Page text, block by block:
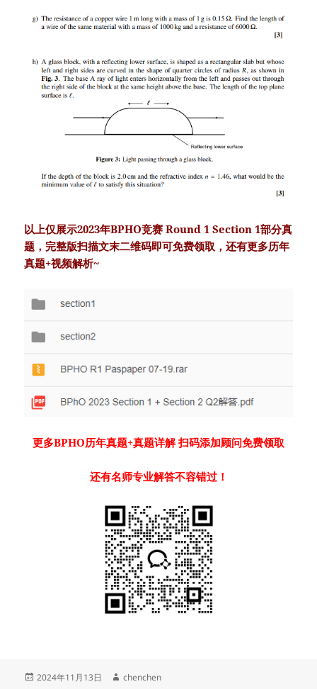
以上仅展示2023年BPHO竞赛 Round 1 Section 1部分真
题，完整版扫描文末二维码即可免费领取，还有更多历年
真题+视频解析~
更多BPHO历年真题+真题详解 扫码添加顾问免费领取
还有名师专业解答不容错过！
发
2024年11月13日
作
chenchen